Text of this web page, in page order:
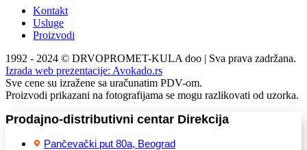
Kontakt
Usluge
Proizvodi
1992 - 2024 © DRVOPROMET-KULA doo | Sva prava zadržana.
Izrada web prezentacije: Avokado.rs
Sve cene su izražene sa uračunatim PDV-om.
Proizvodi prikazani na fotografijama se mogu razlikovati od uzorka.
Prodajno-distributivni centar Direkcija
Pančevački put 80a, Beograd